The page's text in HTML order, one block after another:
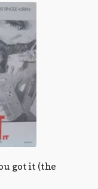
got it (the